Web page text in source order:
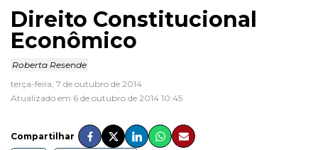
Direito Constitucional
Econômico
Roberta Resende
terça-feira, 7 de outubro de 2014
Atualizado em 6 de outubro de 2014 10:45
Compartilhar